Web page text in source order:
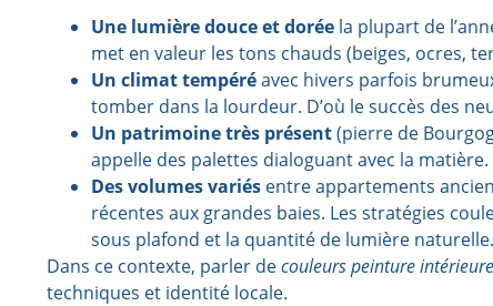
Une lumière douce et dorée la plupart de
met en valeur les tons chauds (beiges, ocres,
Un climat tempéréavec hivers parfois
tomber dans la lourdeur. D’où le succès des
Un patrimoine très présent(pierre de
appelle des palettes dialoguant avec la matière.
Des volumes variés entre appartements
récentes aux grandes baies. Les stratégies
sous plafond et la quantité de lumière naturelle.
Dans ce contexte, parler decouleurs peinture
techniques et identité locale.